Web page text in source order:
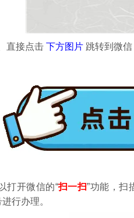
直接点击 下方图片 跳转到微信
打开微信的“扫一扫”功能，扫
行办理。